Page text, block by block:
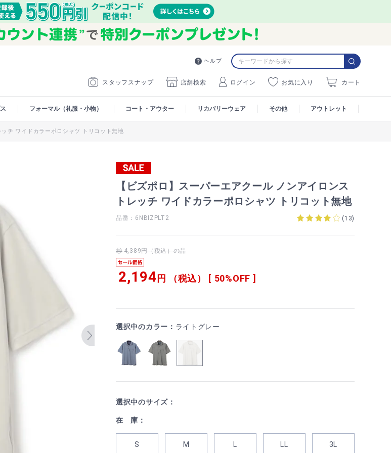
ヘルプ
スタッフスナップ 店舗検索 ログイン お気に入り カート
フォーマル（礼服・小物） コート・アウター リカバリーウェア その他 アウトレット
チ ワイドカラーポロシャツ トリコット無地
【ビズポロ】スーパーエアクール ノンアイロンス
トレッチ ワイドカラーポロシャツ トリコット無地
品番：6NBIZPLT2 (13)
4,389円（税込）の品
2,194円 （税込） [ 50%OFF ]
選択中のカラー： ライトグレー
選択中のサイズ：
在 庫：
S M L LL 3L